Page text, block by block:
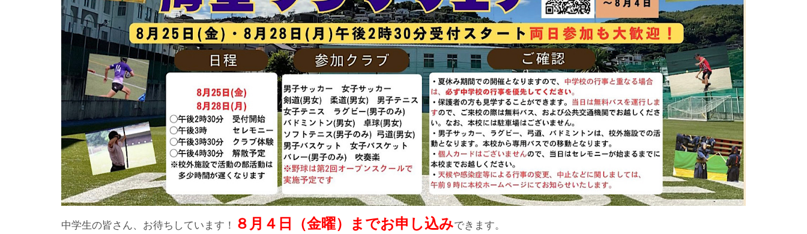
中学生の皆さん、お待ちしています！ ８月４日（金曜）までお申し込みできます。